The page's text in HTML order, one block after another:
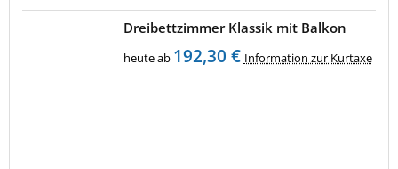
Dreibettzimmer Klassik mit Balkon
heute ab 192,30 € Information zur Kurtaxe